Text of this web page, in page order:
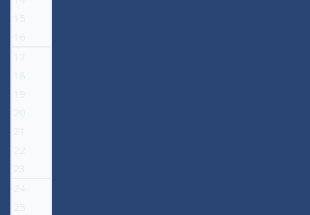
15
16
17
18
19
20
21
22
23
24
25